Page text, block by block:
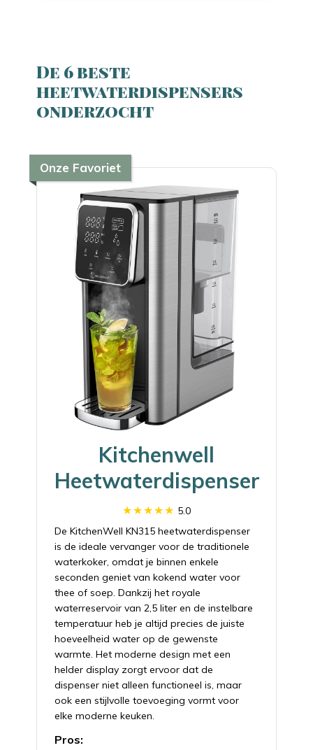
De 6 beste
heetwaterdispensers
onderzocht
Onze Favoriet
Kitchenwell
Heetwaterdispenser
5.0
De KitchenWell KN315 heetwaterdispenser
is de ideale vervanger voor de traditionele
waterkoker, omdat je binnen enkele
seconden geniet van kokend water voor
thee of soep. Dankzij het royale
waterreservoir van 2,5 liter en de instelbare
temperatuur heb je altijd precies de juiste
hoeveelheid water op de gewenste
warmte. Het moderne design met een
helder display zorgt ervoor dat de
dispenser niet alleen functioneel is, maar
ook een stijlvolle toevoeging vormt voor
elke moderne keuken.
Pros: